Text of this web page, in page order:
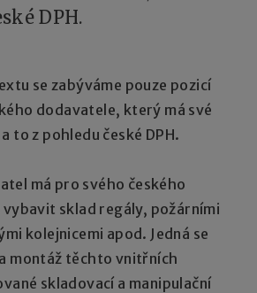
DPH.
se zabýváme pouze pozicí
dodavatele, který má své
to z pohledu české DPH.
má pro svého českého
vybavit sklad regály, požárními
kolejnicemi apod. Jedná se
montáž těchto vnitřních
skladovací a manipulační